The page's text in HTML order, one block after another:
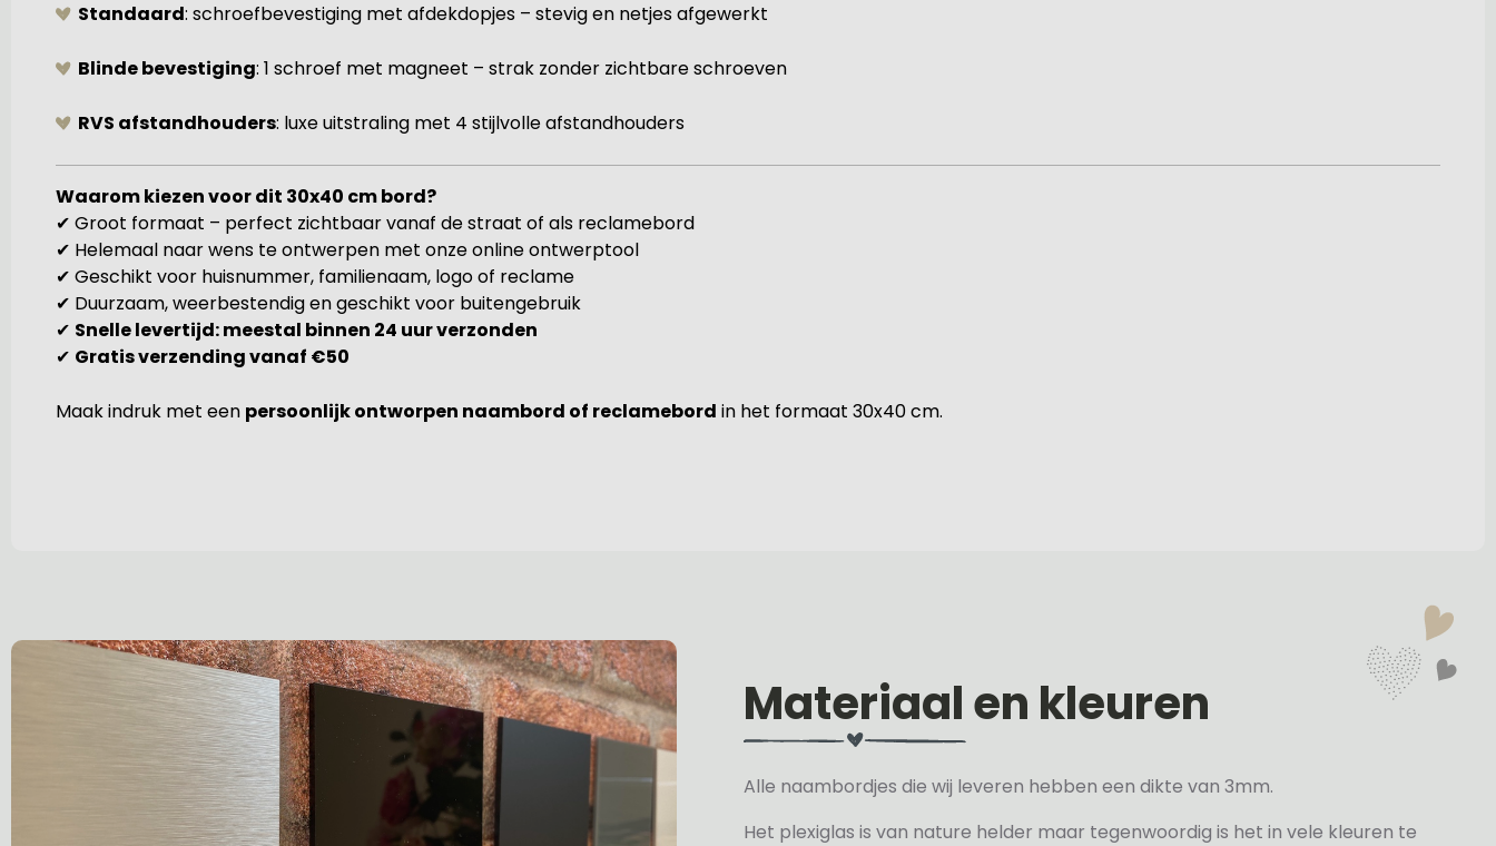
Standaard: schroefbevestiging met afdekdopjes – stevig en netjes afgewerkt
Blinde bevestiging: 1 schroef met magneet – strak zonder zichtbare schroeven
RVS afstandhouders: luxe uitstraling met 4 stijlvolle afstandhouders
Waarom kiezen voor dit 30x40 cm bord?
✔ Groot formaat – perfect zichtbaar vanaf de straat of als reclamebord
✔ Helemaal naar wens te ontwerpen met onze online ontwerptool
✔ Geschikt voor huisnummer, familienaam, logo of reclame
✔ Duurzaam, weerbestendig en geschikt voor buitengebruik
✔ Snelle levertijd: meestal binnen 24 uur verzonden
✔ Gratis verzending vanaf €50
Maak indruk met een persoonlijk ontworpen naambord of reclamebord in het formaat 30x40 cm.
Materiaal en kleuren
Alle naambordjes die wij leveren hebben een dikte van 3mm.
Het plexiglas is van nature helder maar tegenwoordig is het in vele kleuren te